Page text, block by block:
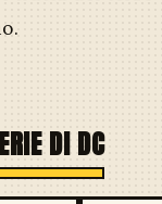
DI DC